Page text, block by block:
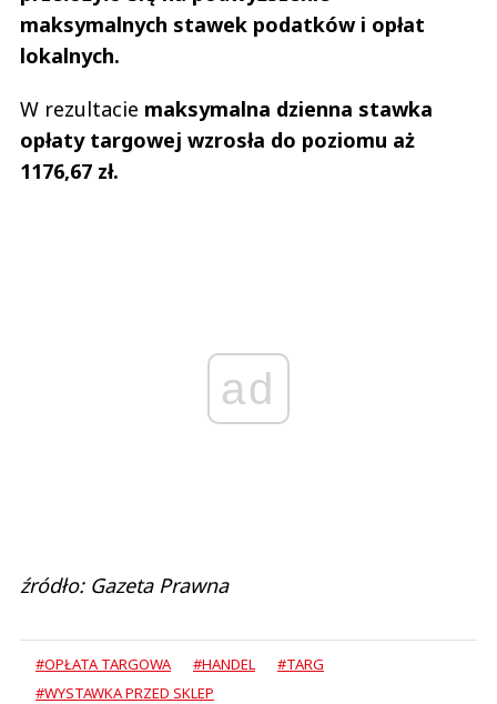
maksymalnych stawek podatków i opłat
lokalnych.
W rezultacie maksymalna dzienna stawka
opłaty targowej wzrosła do poziomu aż
1176,67 zł.
ad
źródło: Gazeta Prawna
#OPŁATA TARGOWA #HANDEL
#TARG
#WYSTAWKA PRZED SKLEP